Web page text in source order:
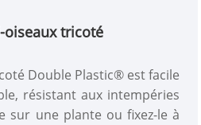
oiseaux tricoté
Double Plastic® est facile
résistant aux intempéries
sur une plante ou fixez-le à